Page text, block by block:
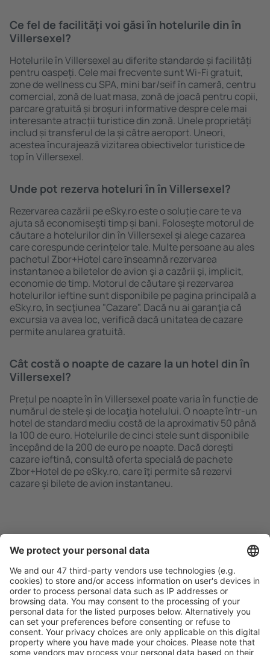
Ce fel de facilităţi voi găsi ȋn hotelurile din în
Villersexel?
Hotelurile în Villersexel au diferite standarde și facilități
pentru oaspeți. Cele mai frecvente sunt Wi-Fi gratuit,
zone de wellness cu SPA, mini bar/seif în cameră, centru
comercial, zonă de luat masa, zonă de joacă pentru copii,
parcare gratuită și broșuri informative despre cele mai
interesante atracții turistice din zonă. Unele proprietăți
includ și transferul de la și către aeroport. Uneori,
acestea încurajează vizitarea obiectivelor turistice de
top în Villersexel.
Unde pot rezerva hoteluri ȋn în Villersexel?
Rezervarea cazării pe eSky.ro este o soluție care te va
ajuta să economiseşti timp și bani. Foloseşte motorul de
căutare a hotelurilor din în Villersexel și alege cazarea
care corespunde cerințelor tale. Multe persoane au ales
pachetul Zbor+Hotel care ȋnseamnă rezervarea
instantanee a biletelor de avion şi a cazării şi, implicit,
economie de timp. Motorul de căutare și rezervarea
hotelurilor ieftine sunt disponibile pe pagina principală a
eSky.ro, ȋn secţiunea "Cazare". Dacă nu ai garanţia că
excursia va avea loc, verifică dacă unitatea de cazare
permite anularea gratuită.
Cât costă o noapte de cazare la un hotel din în
Villersexel?
Prețul pe noapte în în Villersexel poate varia în funcție de
numărul de stele și de locaţia hotelului. O noapte într-un
hotel de standard mediu costă de la aproximativ 50 până
la 100 de euro. Hotelurile de cinci stele sunt disponibile
ȋncepând de la 200 de euro pe noapte. Dacă doreşti
cazare ieftină, consultă oferta specială de pachete
Zbor+Hotel de pe eSky.ro, care ȋţi permite să rezervi
cazare și bilete de avion instantaneu.
Caută rapid şi uşor
Ofertă adaptată aşteptărilor tale.
Planifică ȋn siguranţă
Rezervare fără griji cu opțiune gratuită de anulare.
Economiseşte mai mult